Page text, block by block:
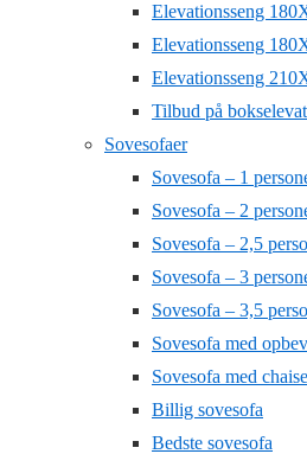
Elevationsseng
Elevationsseng
Elevationsseng
Tilbud på
Sovesofaer
Sovesofa – 1
Sovesofa – 2
Sovesofa – 2,5
Sovesofa – 3
Sovesofa – 3,5
Sovesofa med
Sovesofa med
Billig sovesofa
Bedste sovesofa